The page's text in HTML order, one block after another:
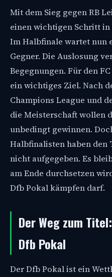
Mit dem Sieg gegen RB
einen wichtigen Schritt
Im Halbfinale wartet nun
Gegner. Die Auslosung
Begegnungen. Für den
ein wichtiges Ziel. Nach
Champions League und
die Meisterschaft wollen
unbedingt gewinnen.
Halbfinalisten haben den
nicht aufgegeben. Es
am Ende durchsetzen
Dfb Pokal kämpfen darf.
Der Weg zum
Dfb Pokal
Der Dfb Pokal ist ein